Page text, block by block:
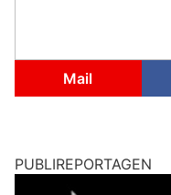
Mail
PUBLIREPORTAGEN